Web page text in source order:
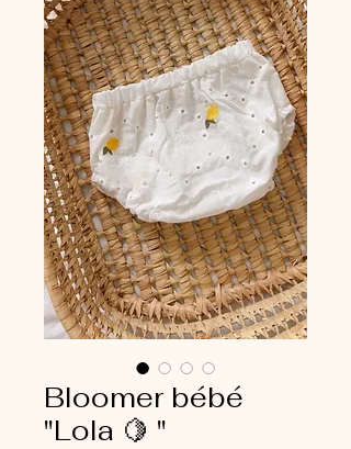
Bloomer bébé
"Lola 🍋 "